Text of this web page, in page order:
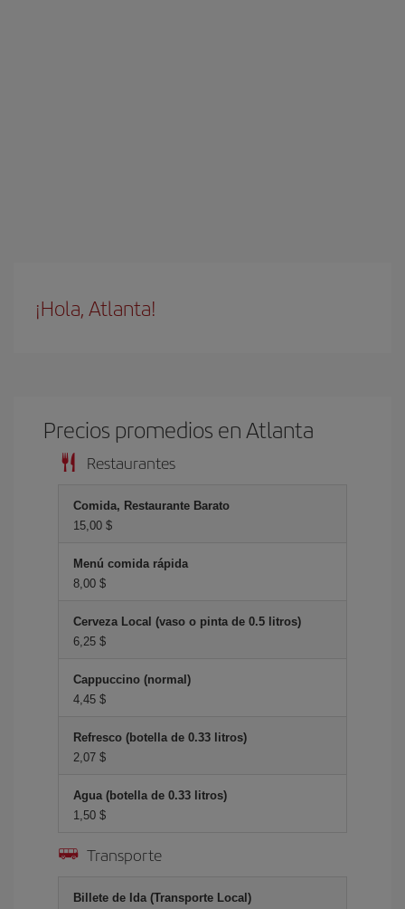
¡Hola, Atlanta!
Precios promedios en Atlanta
Restaurantes
Comida, Restaurante Barato
15,00 $
Menú comida rápida
8,00 $
Cerveza Local (vaso o pinta de 0.5 litros)
6,25 $
Cappuccino (normal)
4,45 $
Refresco (botella de 0.33 litros)
2,07 $
Agua (botella de 0.33 litros)
1,50 $
Transporte
Billete de Ida (Transporte Local)